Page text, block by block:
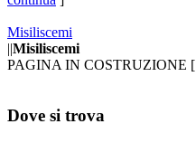
Misiliscemi
||Misiliscemi
PAGINA IN COSTRUZIONE [
Dove si trova